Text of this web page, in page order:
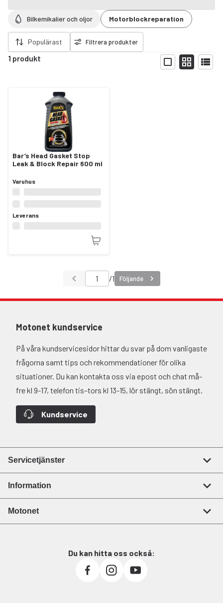
Bilkemikalier och oljor Motorblockreparation
Populärast Filtrera produkter
1 produkt
Visa
filter
Bar’s Head Gasket Stop
Leak & Block Repair 600 ml
Varuhus
Leverans
/1 Följande
Motonet kundservice
På våra kundservicesidor hittar du svar på dom vanligaste
frågorna samt tips och rekommendationer för olika
situationer. Du kan kontakta oss via epost och chat må-
fre kl 9-17, telefon tis–tors kl 13-15, lör stängt, sön stängt.
Kundservice
Servicetjänster
Information
Motonet
Du kan hitta oss också: